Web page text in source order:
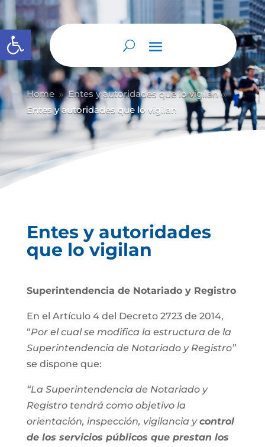
Abrir barra de herramientas
Home 9 Entes y autoridades que lo vigilan 9
Entes y autoridades que lo vigilan
Entes y autoridades
que lo vigilan
Superintendencia de Notariado y Registro
En el Artículo 4 del Decreto 2723 de 2014,
“Por el cual se modifica la estructura de la
Superintendencia de Notariado y Registro”
se dispone que:
“La Superintendencia de Notariado y
Registro tendrá como objetivo la
orientación, inspección, vigilancia ycontrol
de los servicios públicos que prestan los